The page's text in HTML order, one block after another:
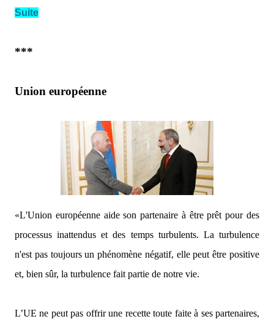
Suite
***
Union européenne
«L'Union européenne aide son partenaire à être prêt pour des
processus inattendus et des temps turbulents. La turbulence
n'est pas toujours un phénomène négatif, elle peut être positive
et, bien sûr, la turbulence fait partie de notre vie.
L’UE ne peut pas offrir une recette toute faite à ses partenaires,